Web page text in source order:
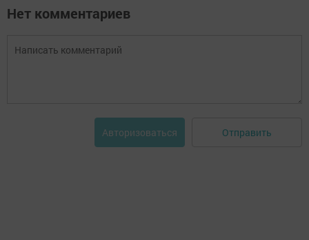
Нет комментариев
Авторизоваться Отправить